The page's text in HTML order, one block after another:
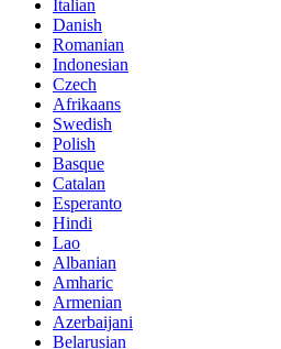
Italian
Danish
Romanian
Indonesian
Czech
Afrikaans
Swedish
Polish
Basque
Catalan
Esperanto
Hindi
Lao
Albanian
Amharic
Armenian
Azerbaijani
Belarusian